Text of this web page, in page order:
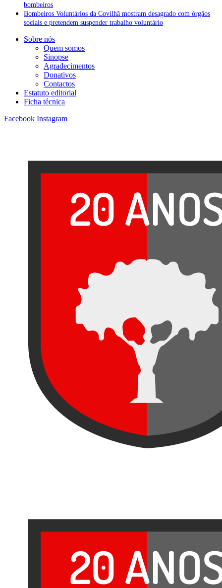
bombeiros
Bombeiros Voluntários da Covilhã mostram desagrado com órgãos
sociais e pretendem suspender trabalho voluntário
Sobre nós
Quem somos
Sinopse
Agradecimentos
Donativos
Contactos
Estatuto editorial
Ficha técnica
Facebook Instagram